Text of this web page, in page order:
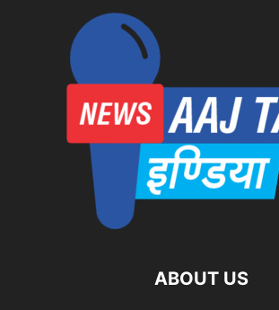
ABOUT US